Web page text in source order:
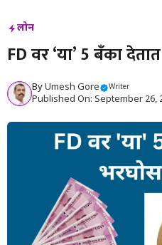
लोन
FD वर ‘या’ 5 बँका
ByUmesh Gore Writer
Published On: September 26,